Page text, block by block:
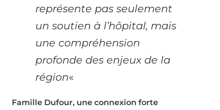
représente pas seulement
un soutien à l’hôpital, mais
une compréhension
profonde des enjeux de la
région«
Famille Dufour, une connexion forte